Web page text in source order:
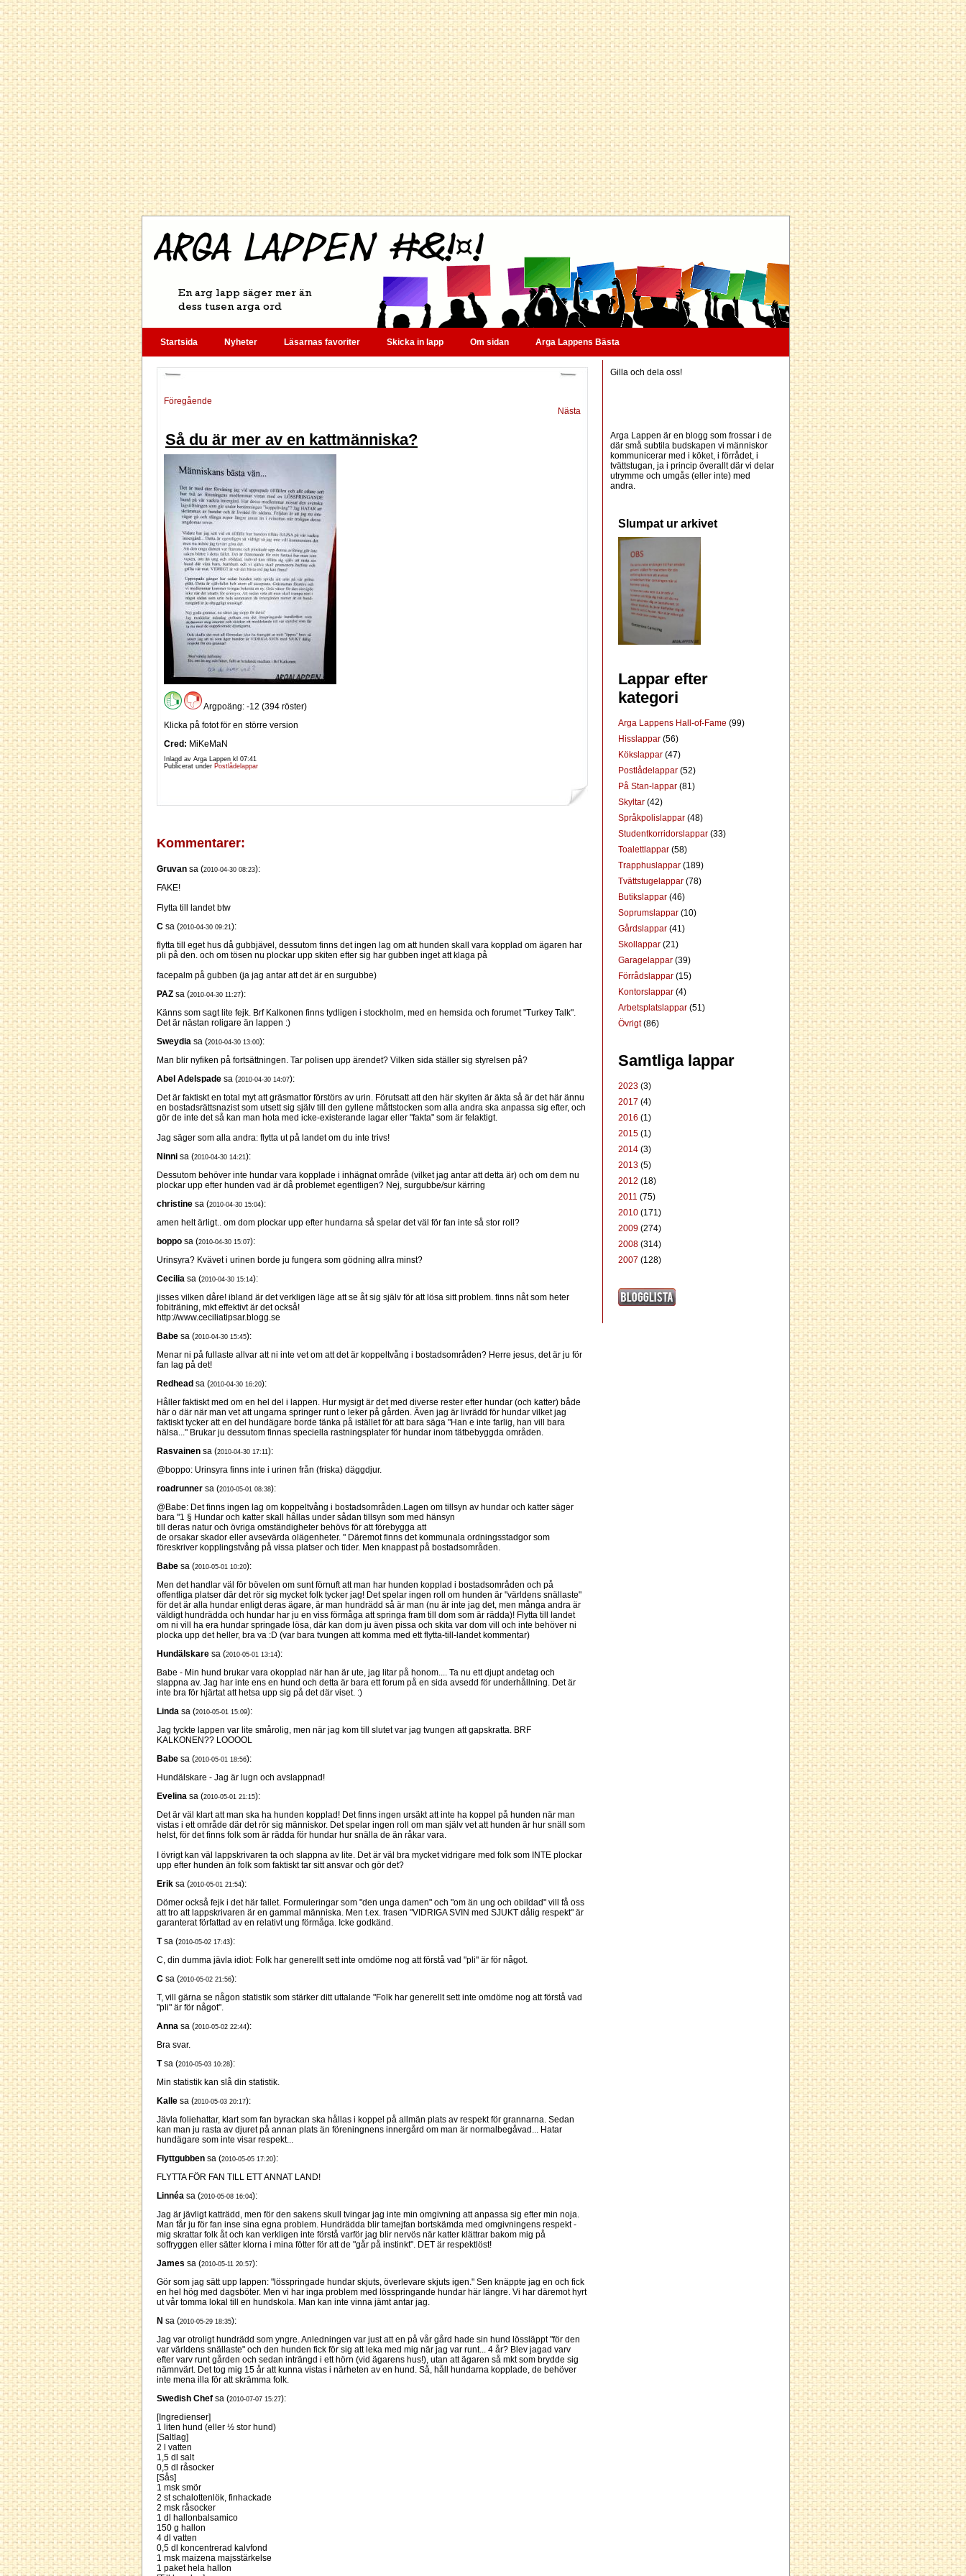
Startsida Nyheter Läsarnas favoriter Skicka in lapp Om sidan Arga Lappens Bästa
Föregående
Nästa
Så du är mer av en kattmänniska?
Argpoäng: -12 (394 röster)
Klicka på fotot för en större version
Cred: MiKeMaN
Inlagd av Arga Lappen kl 07:41
Publicerat under Postlådelappar
Kommentarer:
Gruvan sa (2010-04-30 08:23):
FAKE!
Flytta till landet btw
C sa (2010-04-30 09:21):
flytta till eget hus då gubbjävel, dessutom finns det ingen lag om att hunden skall vara kopplad om ägaren har
pli på den. och om tösen nu plockar upp skiten efter sig har gubben inget att klaga på
facepalm på gubben (ja jag antar att det är en surgubbe)
PAZ sa (2010-04-30 11:27):
Känns som sagt lite fejk. Brf Kalkonen finns tydligen i stockholm, med en hemsida och forumet "Turkey Talk".
Det är nästan roligare än lappen :)
Sweydia sa (2010-04-30 13:00):
Man blir nyfiken på fortsättningen. Tar polisen upp ärendet? Vilken sida ställer sig styrelsen på?
Abel Adelspade sa (2010-04-30 14:07):
Det är faktiskt en total myt att gräsmattor förstörs av urin. Förutsatt att den här skylten är äkta så är det här ännu
en bostadsrättsnazist som utsett sig själv till den gyllene måttstocken som alla andra ska anpassa sig efter, och
gör de inte det så kan man hota med icke-existerande lagar eller "fakta" som är felaktigt.
Jag säger som alla andra: flytta ut på landet om du inte trivs!
Ninni sa (2010-04-30 14:21):
Dessutom behöver inte hundar vara kopplade i inhägnat område (vilket jag antar att detta är) och om dem nu
plockar upp efter hunden vad är då problemet egentligen? Nej, surgubbe/sur kärring
christine sa (2010-04-30 15:04):
amen helt ärligt.. om dom plockar upp efter hundarna så spelar det väl för fan inte så stor roll?
boppo sa (2010-04-30 15:07):
Urinsyra? Kvävet i urinen borde ju fungera som gödning allra minst?
Cecilia sa (2010-04-30 15:14):
jisses vilken dåre! ibland är det verkligen läge att se åt sig själv för att lösa sitt problem. finns nåt som heter
fobiträning, mkt effektivt är det också!
http://www.ceciliatipsar.blogg.se
Babe sa (2010-04-30 15:45):
Menar ni på fullaste allvar att ni inte vet om att det är koppeltvång i bostadsområden? Herre jesus, det är ju för
fan lag på det!
Redhead sa (2010-04-30 16:20):
Håller faktiskt med om en hel del i lappen. Hur mysigt är det med diverse rester efter hundar (och katter) både
här o där när man vet att ungarna springer runt o leker på gården. Även jag är livrädd för hundar vilket jag
faktiskt tycker att en del hundägare borde tänka på istället för att bara säga "Han e inte farlig, han vill bara
hälsa..." Brukar ju dessutom finnas speciella rastningsplater för hundar inom tätbebyggda områden.
Rasvainen sa (2010-04-30 17:11):
@boppo: Urinsyra finns inte i urinen från (friska) däggdjur.
roadrunner sa (2010-05-01 08:38):
@Babe: Det finns ingen lag om koppeltvång i bostadsområden.Lagen om tillsyn av hundar och katter säger
bara "1 § Hundar och katter skall hållas under sådan tillsyn som med hänsyn
till deras natur och övriga omständigheter behövs för att förebygga att
de orsakar skador eller avsevärda olägenheter. " Däremot finns det kommunala ordningsstadgor som
föreskriver kopplingstvång på vissa platser och tider. Men knappast på bostadsområden.
Babe sa (2010-05-01 10:20):
Men det handlar väl för bövelen om sunt förnuft att man har hunden kopplad i bostadsområden och på
offentliga platser där det rör sig mycket folk tycker jag! Det spelar ingen roll om hunden är "världens snällaste"
för det är alla hundar enligt deras ägare, är man hundrädd så är man (nu är inte jag det, men många andra är
väldigt hundrädda och hundar har ju en viss förmåga att springa fram till dom som är rädda)! Flytta till landet
om ni vill ha era hundar springade lösa, där kan dom ju även pissa och skita var dom vill och inte behöver ni
plocka upp det heller, bra va :D (var bara tvungen att komma med ett flytta-till-landet kommentar)
Hundälskare sa (2010-05-01 13:14):
Babe - Min hund brukar vara okopplad när han är ute, jag litar på honom.... Ta nu ett djupt andetag och
slappna av. Jag har inte ens en hund och detta är bara ett forum på en sida avsedd för underhållning. Det är
inte bra för hjärtat att hetsa upp sig på det där viset. :)
Linda sa (2010-05-01 15:09):
Jag tyckte lappen var lite smårolig, men när jag kom till slutet var jag tvungen att gapskratta. BRF
KALKONEN?? LOOOOL
Babe sa (2010-05-01 18:56):
Hundälskare - Jag är lugn och avslappnad!
Evelina sa (2010-05-01 21:15):
Det är väl klart att man ska ha hunden kopplad! Det finns ingen ursäkt att inte ha koppel på hunden när man
vistas i ett område där det rör sig människor. Det spelar ingen roll om man själv vet att hunden är hur snäll som
helst, för det finns folk som är rädda för hundar hur snälla de än råkar vara.
I övrigt kan väl lappskrivaren ta och slappna av lite. Det är väl bra mycket vidrigare med folk som INTE plockar
upp efter hunden än folk som faktiskt tar sitt ansvar och gör det?
Erik sa (2010-05-01 21:54):
Dömer också fejk i det här fallet. Formuleringar som "den unga damen" och "om än ung och obildad" vill få oss
att tro att lappskrivaren är en gammal människa. Men t.ex. frasen "VIDRIGA SVIN med SJUKT dålig respekt" är
garanterat författad av en relativt ung förmåga. Icke godkänd.
Tsa (2010-05-02 17:43):
C, din dumma jävla idiot: Folk har generellt sett inte omdöme nog att förstå vad "pli" är för något.
C sa (2010-05-02 21:56):
T, vill gärna se någon statistik som stärker ditt uttalande "Folk har generellt sett inte omdöme nog att förstå vad
"pli" är för något".
Anna sa (2010-05-02 22:44):
Bra svar.
Tsa (2010-05-03 10:28):
Min statistik kan slå din statistik.
Kalle sa (2010-05-03 20:17):
Jävla foliehattar, klart som fan byrackan ska hållas i koppel på allmän plats av respekt för grannarna. Sedan
kan man ju rasta av djuret på annan plats än föreningnens innergård om man är normalbegåvad... Hatar
hundägare som inte visar respekt...
Flyttgubben sa (2010-05-05 17:20):
FLYTTA FÖR FAN TILL ETT ANNAT LAND!
Linnéa sa (2010-05-08 16:04):
Jag är jävligt katträdd, men för den sakens skull tvingar jag inte min omgivning att anpassa sig efter min noja.
Man får ju för fan inse sina egna problem. Hundrädda blir tamejfan bortskämda med omgivningens respekt -
mig skrattar folk åt och kan verkligen inte förstå varför jag blir nervös när katter klättrar bakom mig på
soffryggen eller sätter klorna i mina fötter för att de "går på instinkt". DET är respektlöst!
James sa (2010-05-11 20:57):
Gör som jag sätt upp lappen: "lösspringade hundar skjuts, överlevare skjuts igen." Sen knäppte jag en och fick
en hel hög med dagsböter. Men vi har inga problem med lösspringande hundar här längre. Vi har däremot hyrt
ut vår tomma lokal till en hundskola. Man kan inte vinna jämt antar jag.
N sa (2010-05-29 18:35):
Jag var otroligt hundrädd som yngre. Anledningen var just att en på vår gård hade sin hund lössläppt "för den
var världens snällaste" och den hunden fick för sig att leka med mig när jag var runt... 4 år? Blev jagad varv
efter varv runt gården och sedan inträngd i ett hörn (vid ägarens hus!), utan att ägaren så mkt som brydde sig
nämnvärt. Det tog mig 15 år att kunna vistas i närheten av en hund. Så, håll hundarna kopplade, de behöver
inte mena illa för att skrämma folk.
Swedish Chef sa (2010-07-07 15:27):
[Ingredienser]
1 liten hund (eller ½ stor hund)
[Saltlag]
2 l vatten
1,5 dl salt
0,5 dl råsocker
[Sås]
1 msk smör
2 st schalottenlök, finhackade
2 msk råsocker
1 dl hallonbalsamico
150 g hallon
4 dl vatten
0,5 dl koncentrerad kalvfond
1 msk maizena majsstärkelse
1 paket hela hallon
Gilla och dela oss!
Arga Lappen är en blogg som frossar i de
där små subtila budskapen vi människor
kommunicerar med i köket, i förrådet, i
tvättstugan, ja i princip överallt där vi delar
utrymme och umgås (eller inte) med
andra.
Slumpat ur arkivet
Lappar efter
kategori
Arga Lappens Hall-of-Fame (99)
Hisslappar (56)
Kökslappar (47)
Postlådelappar (52)
På Stan-lappar (81)
Skyltar (42)
Språkpolislappar (48)
Studentkorridorslappar (33)
Toalettlappar (58)
Trapphuslappar (189)
Tvättstugelappar (78)
Butikslappar (46)
Soprumslappar (10)
Gårdslappar (41)
Skollappar (21)
Garagelappar (39)
Förrådslappar (15)
Kontorslappar (4)
Arbetsplatslappar (51)
Övrigt(86)
Samtliga lappar
2023 (3)
2017 (4)
2016 (1)
2015 (1)
2014 (3)
2013 (5)
2012 (18)
2011 (75)
2010 (171)
2009 (274)
2008 (314)
2007 (128)